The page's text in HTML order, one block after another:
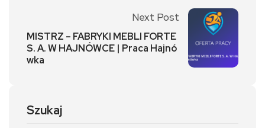
Next Post
MISTRZ – FABRYKI MEBLI FORTE
S. A. W HAJNÓWCE | Praca Hajnó
wka
Szukaj